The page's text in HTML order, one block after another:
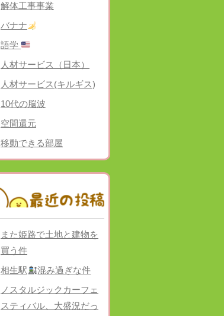
解体工事事業
バナナ
語学
人材サービス（日本）
人材サービス(キルギス)
10代の脳波
空間還元
移動できる部屋
また姫路で土地と建物を
買う件
相生駅
混み過ぎな件
ノスタルジックカーフェ
スティバル、大盛況だっ